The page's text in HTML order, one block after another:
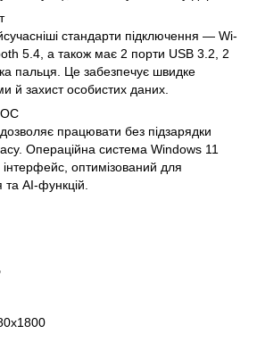
стандарти підключення — Wi-
5.4, а також має 2 порти USB 3.2, 2
пальця. Це забезпечує швидке
й захист особистих даних.
ОС
працювати без підзарядки
Операційна система Windows 11
оптимізований для
AI-функцій.